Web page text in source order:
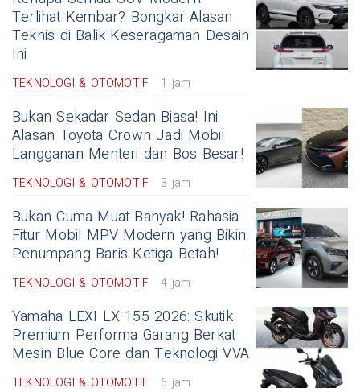
Terlihat Kembar? Bongkar Alasan
Teknis di Balik Keseragaman Desain
Ini
TEKNOLOGI & OTOMOTIF 1 jam
Bukan Sekadar Sedan Biasa! Ini
Alasan Toyota Crown Jadi Mobil
Langganan Menteri dan Bos Besar!
TEKNOLOGI & OTOMOTIF 3 jam
Bukan Cuma Muat Banyak! Rahasia
Fitur Mobil MPV Modern yang Bikin
Penumpang Baris Ketiga Betah!
TEKNOLOGI & OTOMOTIF 4 jam
Yamaha LEXI LX 155 2026: Skutik
Premium Performa Garang Berkat
Mesin Blue Core dan Teknologi VVA
TEKNOLOGI & OTOMOTIF 6 jam